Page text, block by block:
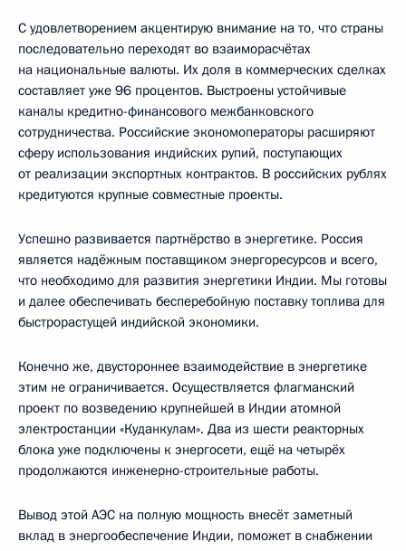
С удовлетворением акцентирую внимание на то, что страны
последовательно переходят во взаиморасчётах
на национальные валюты. Их доля в коммерческих сделках
составляет уже 96 процентов. Выстроены устойчивые
каналы кредитно-финансового межбанковского
сотрудничества. Российские экономоператоры расширяют
сферу использования индийских рупий, поступающих
от реализации экспортных контрактов. В российских рублях
кредитуются крупные совместные проекты.
Успешно развивается партнёрство в энергетике. Россия
является надёжным поставщиком энергоресурсов и всего,
что необходимо для развития энергетики Индии. Мы готовы
и далее обеспечивать бесперебойную поставку топлива для
быстрорастущей индийской экономики.
Конечно же, двустороннее взаимодействие в энергетике
этим не ограничивается. Осуществляется флагманский
проект по возведению крупнейшей в Индии атомной
электростанции «Куданкулам». Два из шести реакторных
блока уже подключены к энергосети, ещё на четырёх
продолжаются инженерно-строительные работы.
Вывод этой АЭС на полную мощность внесёт заметный
вклад в энергообеспечение Индии, поможет в снабжении